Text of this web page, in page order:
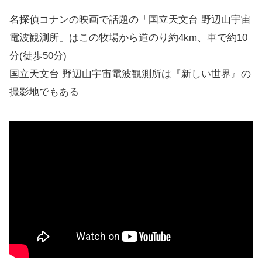
名探偵コナンの映画で話題の「国立天文台 野辺山宇宙
電波観測所」はこの牧場から道のり約4km、車で約10
分(徒歩50分)
国立天文台 野辺山宇宙電波観測所は『新しい世界』の
撮影地でもある